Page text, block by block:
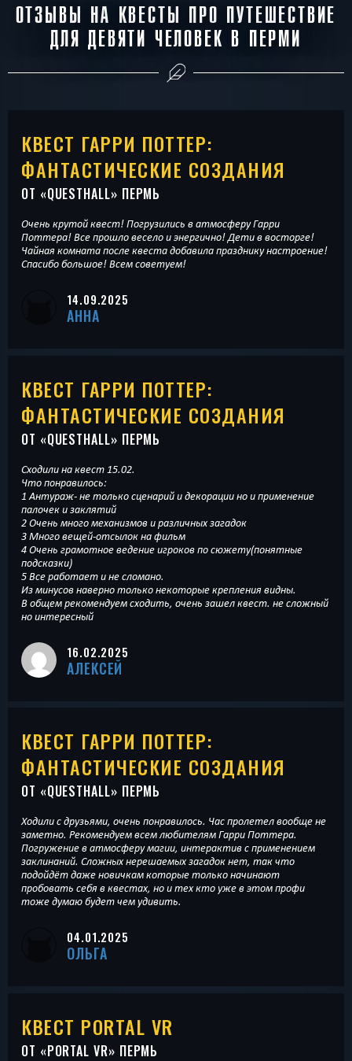
ОТЗЫВЫ НА КВЕСТЫ ПРО ПУТЕШЕСТВИЕ
ДЛЯ ДЕВЯТИ ЧЕЛОВЕК В ПЕРМИ
КВЕСТ ГАРРИ ПОТТЕР:
ФАНТАСТИЧЕСКИЕ СОЗДАНИЯ
ОТ «QUESTHALL» ПЕРМЬ
Очень крутой квест! Погрузились в атмосферу Гарри
Поттера! Все прошло весело и энергично! Дети в восторге!
Чайная комната после квеста добавила празднику настроение!
Спасибо большое! Всем советуем!
14.09.2025
АННА
КВЕСТ ГАРРИ ПОТТЕР:
ФАНТАСТИЧЕСКИЕ СОЗДАНИЯ
ОТ «QUESTHALL» ПЕРМЬ
Сходили на квест 15.02.
Что понравилось:
1 Антураж- не только сценарий и декорации но и применение
палочек и заклятий
2 Очень много механизмов и различных загадок
3 Много вещей-отсылок на фильм
4 Очень грамотное ведение игроков по сюжету(понятные
подсказки)
5 Все работает и не сломано.
Из минусов наверно только некоторые крепления видны.
В общем рекомендуем сходить, очень зашел квест. не сложный
но интересный
16.02.2025
АЛЕКСЕЙ
КВЕСТ ГАРРИ ПОТТЕР:
ФАНТАСТИЧЕСКИЕ СОЗДАНИЯ
ОТ «QUESTHALL» ПЕРМЬ
Ходили с друзьями, очень понравилось. Час пролетел вообще не
заметно. Рекомендуем всем любителям Гарри Поттера.
Погружение в атмосферу магии, интерактив с применением
заклинаний. Сложных нерешаемых загадок нет, так что
подойдёт даже новичкам которые только начинают
пробовать себя в квестах, но и тех кто уже в этом профи
тоже думаю будет чем удивить.
04.01.2025
ОЛЬГА
КВЕСТ PORTAL VR
ОТ «PORTAL VR» ПЕРМЬ